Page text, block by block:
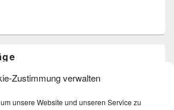
Zustimmung verwalten
unsere Website und unseren Service zu
am 20. August um 15.00 Uhr
9. Mai